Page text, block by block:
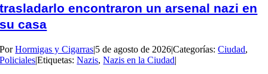
trasladarlo encontraron un arsenal nazi en
su casa
PorHormigas y Cigarras|5 de agosto de 2026|Categorías:Ciudad,
Policiales|Etiquetas:Nazis,Nazis en la Ciudad|